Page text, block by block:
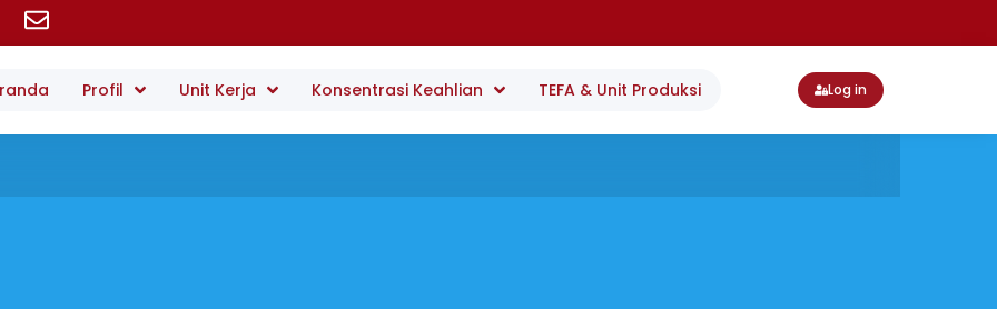
Profil Unit Kerja Konsentrasi Keahlian TEFA & Unit Produksi Log in